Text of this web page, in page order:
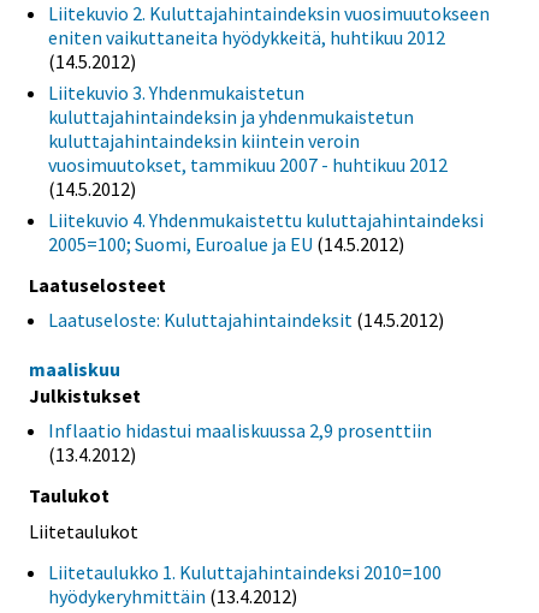
Liitekuvio 2. Kuluttajahintaindeksin vuosimuutokseen
eniten vaikuttaneita hyödykkeitä, huhtikuu 2012
(14.5.2012)
Liitekuvio 3. Yhdenmukaistetun
kuluttajahintaindeksin ja yhdenmukaistetun
kuluttajahintaindeksin kiintein veroin
vuosimuutokset, tammikuu 2007 - huhtikuu 2012
(14.5.2012)
Liitekuvio 4. Yhdenmukaistettu kuluttajahintaindeksi
2005=100; Suomi, Euroalue ja EU (14.5.2012)
Laatuselosteet
Laatuseloste: Kuluttajahintaindeksit (14.5.2012)
maaliskuu
Julkistukset
Inflaatio hidastui maaliskuussa 2,9 prosenttiin
(13.4.2012)
Taulukot
Liitetaulukot
Liitetaulukko 1. Kuluttajahintaindeksi 2010=100
hyödykeryhmittäin (13.4.2012)